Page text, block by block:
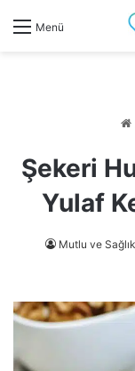
Menü
Şekeri
Yulaf
Mutlu ve